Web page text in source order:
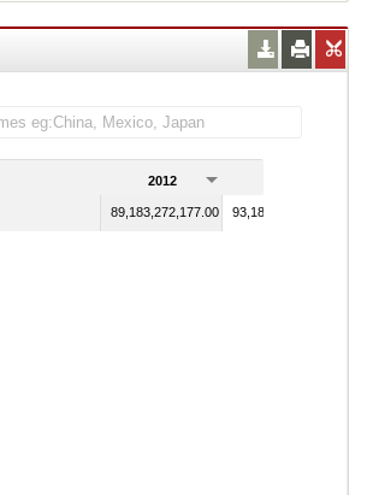
2012
89,183,272,177.00 93,189,760,382.00